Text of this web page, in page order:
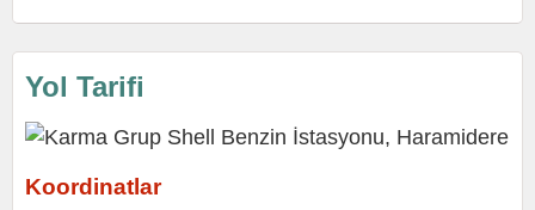
Yol Tarifi
Koordinatlar